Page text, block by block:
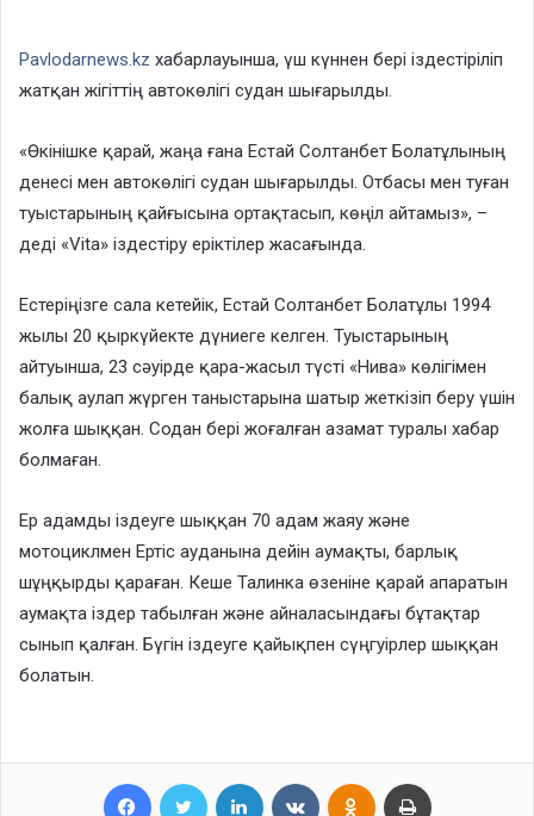
Рavlodarnews.kz хабарлауынша, үш күннен бері іздестіріліп
жатқан жігіттің автокөлігі судан шығарылды.
«Өкінішке қарай, жаңа ғана Естай Солтанбет Болатұлының
денесі мен автокөлігі судан шығарылды. Отбасы мен туған
туыстарының қайғысына ортақтасып, көңіл айтамыз», –
деді «Vita» іздестіру еріктілер жасағында.
Естеріңізге сала кетейік, Естай Солтанбет Болатұлы 1994
жылы 20 қыркүйекте дүниеге келген. Туыстарының
айтуынша, 23 сәуірде қара-жасыл түсті «Нива» көлігімен
балық аулап жүрген таныстарына шатыр жеткізіп беру үшін
жолға шыққан. Содан бері жоғалған азамат туралы хабар
болмаған.
Ер адамды іздеуге шыққан 70 адам жаяу және
мотоциклмен Ертіс ауданына дейін аумақты, барлық
шұңқырды қараған. Кеше Талинка өзеніне қарай апаратын
аумақта іздер табылған және айналасындағы бұтақтар
сынып қалған. Бүгін іздеуге қайықпен сүңгуірлер шыққан
болатын.
Facebook Twitter LinkedIn VKontakteOdnoklassniki